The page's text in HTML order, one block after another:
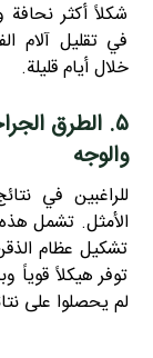
شكلاً أكثر
في تقليل آلام
خلال أيام قليلة.
۵. الطرق
والوجه
للراغبين في
الأمثل. تشمل
تشكيل عظام
توفر هيكلاً قوياً
لم يحصلوا على